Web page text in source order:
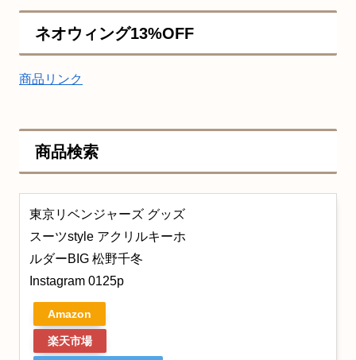
ネオウィング13%OFF
商品リンク
商品検索
東京リベンジャーズ グッズ
スーツstyle アクリルキーホ
ルダーBIG 松野千冬
Instagram 0125p
Amazon
楽天市場